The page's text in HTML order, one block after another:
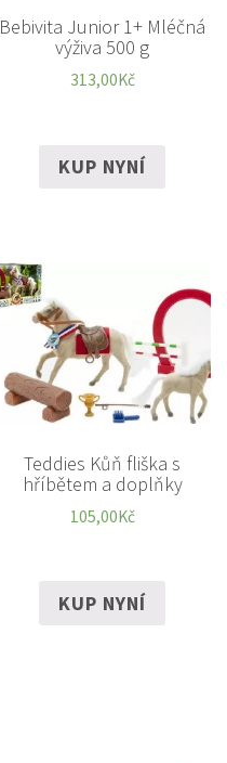
Bebivita Junior 1+ Mléčná
výživa 500 g
313,00Kč
KUP NYNÍ
Teddies Kůň fliška s
hříbětem a doplňky
105,00Kč
KUP NYNÍ